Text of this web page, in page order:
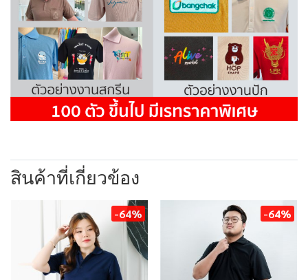
สินค้าที่เกี่ยวข้อง
-64% -64%